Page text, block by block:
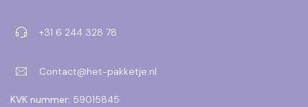
+31 6 244 328 78
Contact@het-pakketje.nl
KVK nummer: 59015845